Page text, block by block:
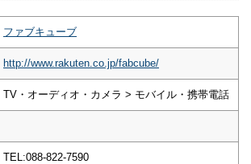
ファブキューブ
http://www.rakuten.co.jp/fabcube/
TV・オーディオ・カメラ > モバイル・携帯電話
TEL:088-822-7590